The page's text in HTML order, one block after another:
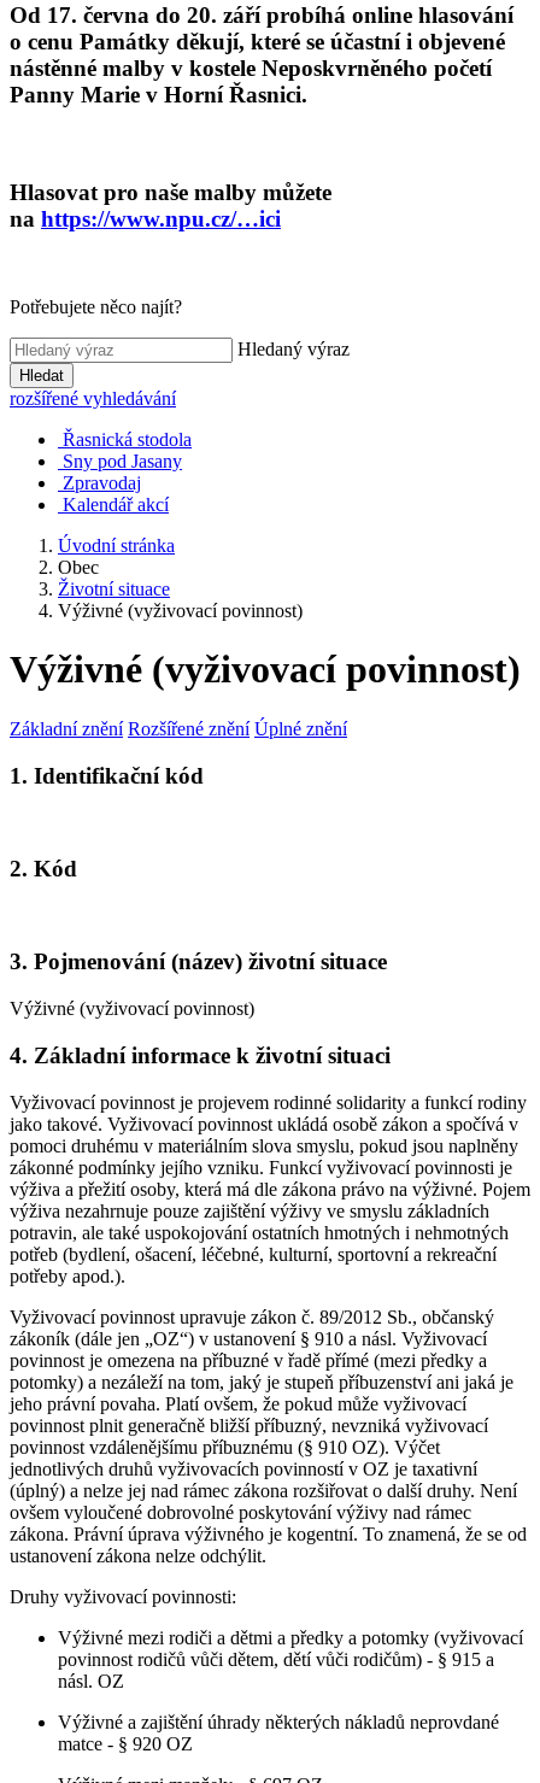
Od 17. června do 20. září probíhá online hlasování
o cenu Památky děkují, které se účastní i objevené
nástěnné malby v kostele Neposkvrněného početí
Panny Marie v Horní Řasnici.
Hlasovat pro naše malby můžete
na https://www.npu.cz/…ici
Potřebujete něco najít?
Hledaný výraz
Hledat
rozšířené vyhledávání
Řasnická stodola
Sny pod Jasany
Zpravodaj
Kalendář akcí
Úvodní stránka
Obec
Životní situace
Výživné (vyživovací povinnost)
Výživné (vyživovací povinnost)
Základní znění Rozšířené znění Úplné znění
1. Identifikační kód
2. Kód
3. Pojmenování (název) životní situace
Výživné (vyživovací povinnost)
4. Základní informace k životní situaci
Vyživovací povinnost je projevem rodinné solidarity a funkcí rodiny
jako takové. Vyživovací povinnost ukládá osobě zákon a spočívá v
pomoci druhému v materiálním slova smyslu, pokud jsou naplněny
zákonné podmínky jejího vzniku. Funkcí vyživovací povinnosti je
výživa a přežití osoby, která má dle zákona právo na výživné. Pojem
výživa nezahrnuje pouze zajištění výživy ve smyslu základních
potravin, ale také uspokojování ostatních hmotných i nehmotných
potřeb (bydlení, ošacení, léčebné, kulturní, sportovní a rekreační
potřeby apod.).
Vyživovací povinnost upravuje zákon č. 89/2012 Sb., občanský
zákoník (dále jen „OZ“) v ustanovení § 910 a násl. Vyživovací
povinnost je omezena na příbuzné v řadě přímé (mezi předky a
potomky) a nezáleží na tom, jaký je stupeň příbuzenství ani jaká je
jeho právní povaha. Platí ovšem, že pokud může vyživovací
povinnost plnit generačně bližší příbuzný, nevzniká vyživovací
povinnost vzdálenějšímu příbuznému (§ 910 OZ). Výčet
jednotlivých druhů vyživovacích povinností v OZ je taxativní
(úplný) a nelze jej nad rámec zákona rozšiřovat o další druhy. Není
ovšem vyloučené dobrovolné poskytování výživy nad rámec
zákona. Právní úprava výživného je kogentní. To znamená, že se od
ustanovení zákona nelze odchýlit.
Druhy vyživovací povinnosti:
Výživné mezi rodiči a dětmi a předky a potomky (vyživovací
povinnost rodičů vůči dětem, dětí vůči rodičům) - § 915 a
násl. OZ
Výživné a zajištění úhrady některých nákladů neprovdané
matce - § 920 OZ